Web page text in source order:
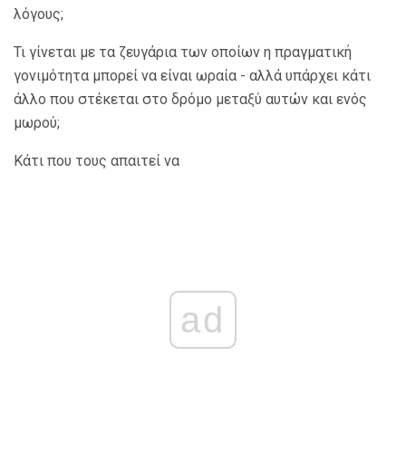
λόγους;
Τι γίνεται με τα ζευγάρια των οποίων η πραγματική
γονιμότητα μπορεί να είναι ωραία - αλλά υπάρχει κάτι
άλλο που στέκεται στο δρόμο μεταξύ αυτών και ενός
μωρού;
Κάτι που τους απαιτεί να
ad